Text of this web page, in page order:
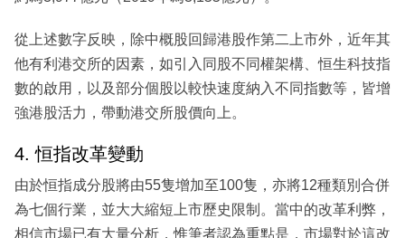
從上述數字反映，除中概股回歸港股作第二上市外，近年其
他有利港交所的因素，如引入同股不同權架構、恒生科技指
數的啟用，以及部分個股以較快速度納入不同指數等，皆增
強港股活力，帶動港交所股價向上。
4. 恒指改革變動
由於恒指成分股將由55隻增加至100隻，亦將12種類別合併
為七個行業，並大大縮短上市歷史限制。當中的改革利弊，
相信市場已有大量分析，惟筆者認為重點是，市場對於這改